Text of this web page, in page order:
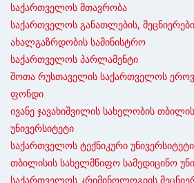
საქართველოს მთავრობა
საქართველოს განათლების,
ახალგაზრდობის სამინისტრო
საქართველოს პარლამენტი
შოთა რუსთაველის საქართველოს
ფონდი
ივანე ჯავახიშვილის სახელობის
უნივერსიტეტი
საქართველოს ტექნიკური უნივერსიტეტი
თბილისის სახელმწიფო სამედიცინო
საქართველოს კრიმინოლოგიის